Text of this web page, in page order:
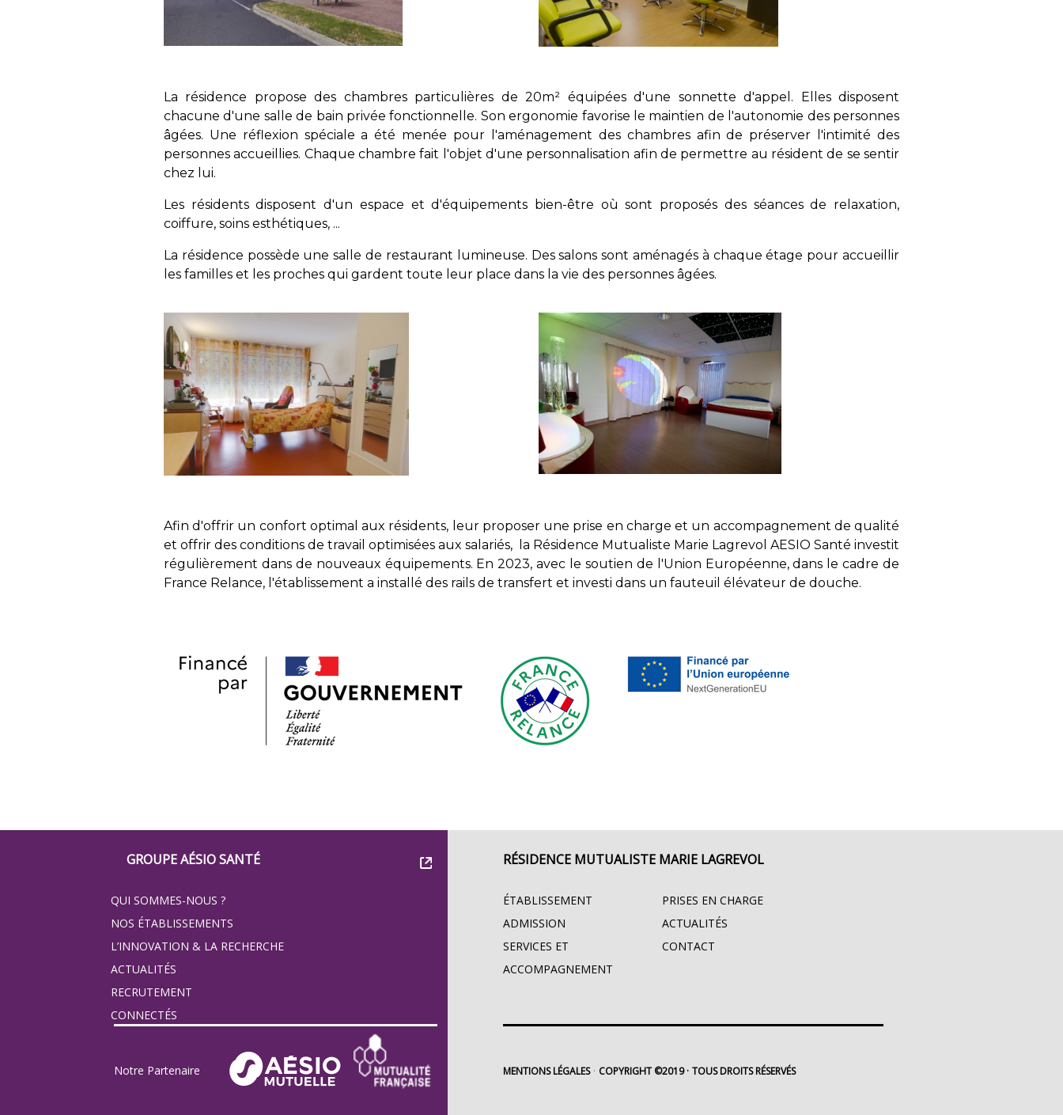
La résidence propose des chambres particulières de 20m² équipées d'une sonnette d'appel. Elles disposent
chacune d'une salle de bain privée fonctionnelle. Son ergonomie favorise le maintien de l'autonomie des personnes
âgées. Une réflexion spéciale a été menée pour l'aménagement des chambres afin de préserver l'intimité des
personnes accueillies. Chaque chambre fait l'objet d'une personnalisation afin de permettre au résident de se sentir
chez lui.
Les résidents disposent d'un espace et d'équipements bien-être où sont proposés des séances de relaxation,
coiffure, soins esthétiques, ...
La résidence possède une salle de restaurant lumineuse. Des salons sont aménagés à chaque étage pour accueillir
les familles et les proches qui gardent toute leur place dans la vie des personnes âgées.
Afin d'offrir un confort optimal aux résidents, leur proposer une prise en charge et un accompagnement de qualité
et offrir des conditions de travail optimisées aux salariés, la Résidence Mutualiste Marie Lagrevol AESIO Santé investit
régulièrement dans de nouveaux équipements. En 2023, avec le soutien de l'Union Européenne, dans le cadre de
France Relance, l'établissement a installé des rails de transfert et investi dans un fauteuil élévateur de douche.
Footer
Groupe
Eovi
pour
les
minis
site
GROUPE AÉSIO SANTÉ
QUI SOMMES-NOUS ?
NOS ÉTABLISSEMENTS
L’INNOVATION & LA RECHERCHE
ACTUALITÉS
RECRUTEMENT
CONNECTÉS
Notre Partenaire
RÉSIDENCE MUTUALISTE MARIE LAGREVOL
ÉTABLISSEMENT
PRISES EN CHARGE
ADMISSION
ACTUALITÉS
SERVICES ET
ACCOMPAGNEMENT
CONTACT
MENTIONS LÉGALES COPYRIGHT ©2019 TOUS DROITS RÉSERVÉS